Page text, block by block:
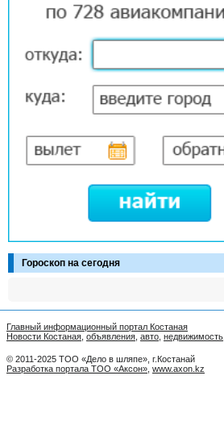
Гороскоп на сегодня
Главный информационный портал Костаная
Новости Костаная объявления авто недвижимость
© 2011-2025 ТОО «Дело в шляпе», г.Костанай
Разработка портала ТОО «Аксон» www.axon.kz